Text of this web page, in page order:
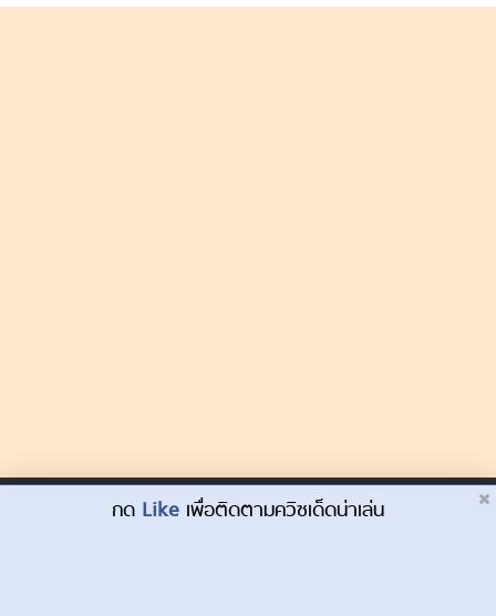
Dek-D.com ใช้คุกกี้เพื่อพัฒนาประสบการณ์ของ
กด Like เพื่อติดตามควิซเด็ดน่าเล่น